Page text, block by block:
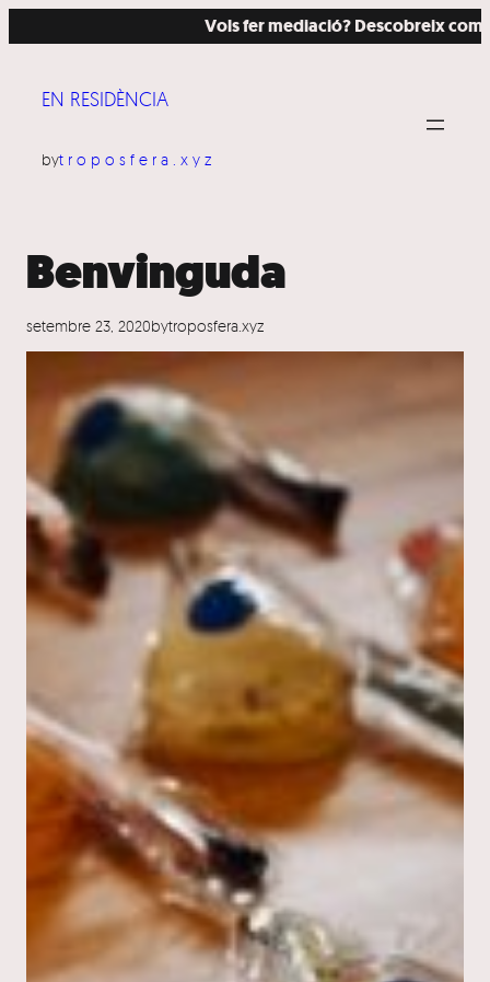
al
Vols fer mediació? Descobreix com ho
EN RESIDÈNCIA
bytroposfera.xyz
Benvinguda
setembre 23, 2020bytroposfera.xyz